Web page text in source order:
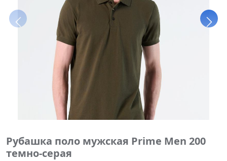
Рубашка поло мужская Prime Men 200
темно-серая